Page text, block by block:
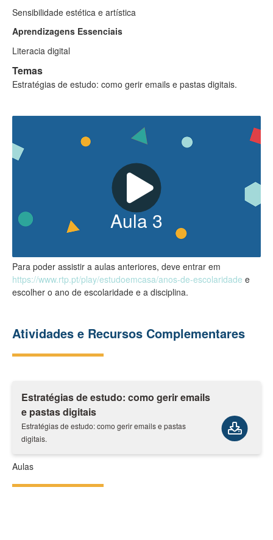
Sensibilidade estética e artística
Aprendizagens Essenciais
Literacia digital
Temas
Estratégias de estudo: como gerir emails e pastas digitais.
Aula 3
Para poder assistir a aulas anteriores, deve entrar em
https://www.rtp.pt/play/estudoemcasa/anos-de-escolaridade e
escolher o ano de escolaridade e a disciplina.
Atividades e Recursos Complementares
Estratégias de estudo: como gerir emails
e pastas digitais
Estratégias de estudo: como gerir emails e pastas
digitais.
Aulas